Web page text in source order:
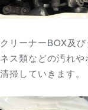
リーナーBOX及
ス類などの汚れ
掃していきます。